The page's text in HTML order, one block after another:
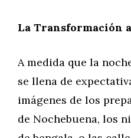
La Transformación
A medida que la
se llena de
imágenes de los
de Nochebuena, los